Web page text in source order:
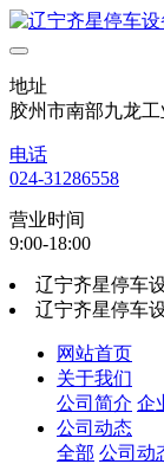
地址
胶州市南部九龙工
电话
024-31286558
营业时间
9:00-18:00
辽宁齐星停车
辽宁齐星停车
网站首页
关于我们
公司简介 企
公司动态
全部 公司动